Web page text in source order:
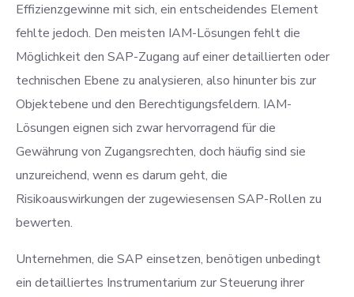
Effizienzgewinne mit sich, ein entscheidendes Element
fehlte jedoch. Den meisten IAM-Lösungen fehlt die
Möglichkeit den SAP-Zugang auf einer detaillierten oder
technischen Ebene zu analysieren, also hinunter bis zur
Objektebene und den Berechtigungsfeldern. IAM-
Lösungen eignen sich zwar hervorragend für die
Gewährung von Zugangsrechten, doch häufig sind sie
unzureichend, wenn es darum geht, die
Risikoauswirkungen der zugewiesensen SAP-Rollen zu
bewerten.
Unternehmen, die SAP einsetzen, benötigen unbedingt
ein detailliertes Instrumentarium zur Steuerung ihrer